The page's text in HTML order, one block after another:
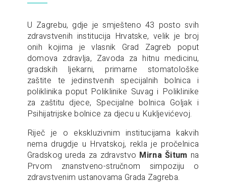
U Zagrebu, gdje je smješteno 43 posto svih
zdravstvenih institucija Hrvatske, velik je broj
onih kojima je vlasnik Grad Zagreb poput
domova zdravlja, Zavoda za hitnu medicinu,
gradskih ljekarni, primarne stomatološke
zaštite te jedinstvenih specijalnih bolnica i
poliklinika poput Poliklinike Suvag i Poliklinike
za zaštitu djece, Specijalne bolnica Goljak i
Psihijatrijske bolnice za djecu u Kukljevićevoj.
Riječ je o ekskluzivnim institucijama kakvih
nema drugdje u Hrvatskoj, rekla je pročelnica
Gradskog ureda za zdravstvo Mirna Šitum na
Prvom znanstveno-stručnom simpoziju o
zdravstvenim ustanovama Grada Zagreba.